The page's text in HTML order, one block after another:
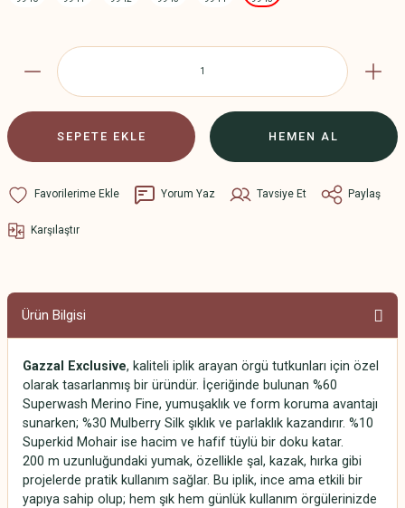
SEPETE EKLE HEMEN AL
Yorum Yaz Tavsiye Et Paylaş
Karşılaştır
Ürün Bilgisi
Gazzal Exclusive, kaliteli iplik arayan örgü tutkunları için özel
olarak tasarlanmış bir üründür. İçeriğinde bulunan %60
Superwash Merino Fine, yumuşaklık ve form koruma avantajı
sunarken; %30 Mulberry Silk şıklık ve parlaklık kazandırır. %10
Superkid Mohair ise hacim ve hafif tüylü bir doku katar.
200 m uzunluğundaki yumak, özellikle şal, kazak, hırka gibi
projelerde pratik kullanım sağlar. Bu iplik, ince ama etkili bir
yapıya sahip olup; hem şık hem günlük kullanım örgülerinizde